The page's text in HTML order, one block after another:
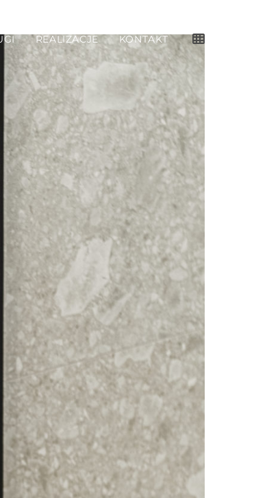
REALIZACJE KONTAKT